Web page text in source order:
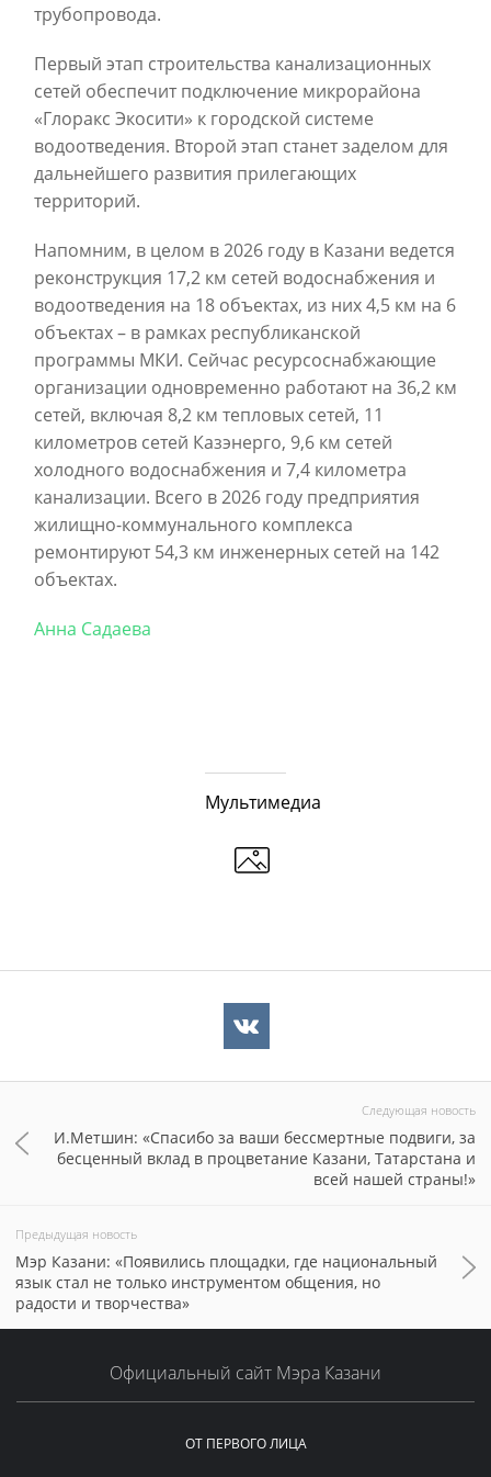
трубопровода.
Первый этап строительства канализационных
сетей обеспечит подключение микрорайона
«Глоракс Экосити» к городской системе
водоотведения. Второй этап станет заделом для
дальнейшего развития прилегающих
территорий.
Напомним, в целом в 2026 году в Казани ведется
реконструкция 17,2 км сетей водоснабжения и
водоотведения на 18 объектах, из них 4,5 км на 6
объектах – в рамках республиканской
программы МКИ. Сейчас ресурсоснабжающие
организации одновременно работают на 36,2 км
сетей, включая 8,2 км тепловых сетей, 11
километров сетей Казэнерго, 9,6 км сетей
холодного водоснабжения и 7,4 километра
канализации. Всего в 2026 году предприятия
жилищно-коммунального комплекса
ремонтируют 54,3 км инженерных сетей на 142
объектах.
Анна Садаева
Мультимедиа
Следующая новость
И.Метшин: «Спасибо за ваши бессмертные подвиги, за
бесценный вклад в процветание Казани, Татарстана и
всей нашей страны!»
Предыдущая новость
Мэр Казани: «Появились площадки, где национальный
язык стал не только инструментом общения, но
радости и творчества»
Официальный сайт Мэра Казани
ОТ ПЕРВОГО ЛИЦА